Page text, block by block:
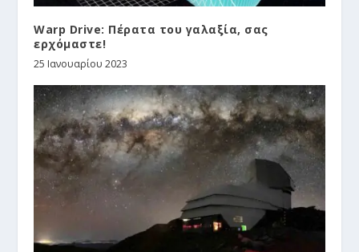
Warp Drive: Πέρατα του γαλαξία, σας
ερχόμαστε!
25 Ιανουαρίου 2023